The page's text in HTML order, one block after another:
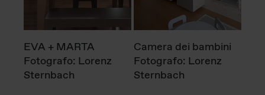
EVA + MARTA
Fotografo: Lorenz
Sternbach
Camera dei bambini
Fotografo: Lorenz
Sternbach